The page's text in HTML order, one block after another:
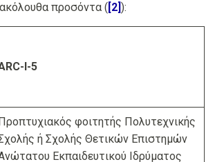
προσόντα ([2]):
I-5
φοιτητής Πολυτεχνικής
ή Σχολής Θετικών Επιστημών
Εκπαιδευτικού Ιδρύματος